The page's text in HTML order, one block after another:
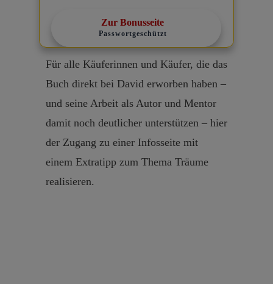
Zur Bonusseite
Passwortgeschützt
Für alle Käuferinnen und Käufer, die das
Buch direkt bei David erworben haben –
und seine Arbeit als Autor und Mentor
damit noch deutlicher unterstützen – hier
der Zugang zu einer Infosseite mit
einem Extratipp zum Thema Träume
realisieren.